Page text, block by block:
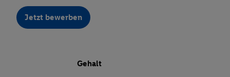
Jetzt bewerben
Gehalt